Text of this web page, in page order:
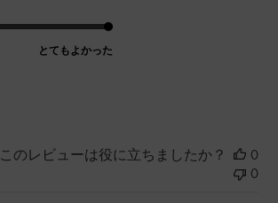
とてもよかった
このレビューは役に立ちましたか？
0
0